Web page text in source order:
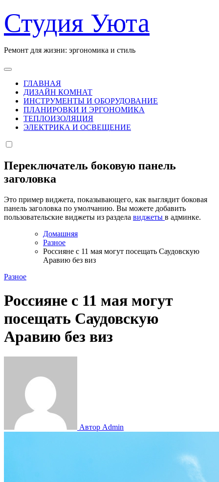
к
содержанию
Студия Уюта
Ремонт для жизни: эргономика и стиль
ГЛАВНАЯ
ДИЗАЙН КОМНАТ
ИНСТРУМЕНТЫ И ОБОРУДОВАНИЕ
ПЛАНИРОВКИ И ЭРГОНОМИКА
ТЕПЛОИЗОЛЯЦИЯ
ЭЛЕКТРИКА И ОСВЕЩЕНИЕ
Переключатель боковую панель
заголовка
Это пример виджета, показывающего, как выглядит боковая
панель заголовка по умолчанию. Вы можете добавить
пользовательские виджеты из раздела виджеты в админке.
Домашняя
Разное
Россияне с 11 мая могут посещать Саудовскую
Аравию без виз
Разное
Россияне с 11 мая могут
посещать Саудовскую
Аравию без виз
Автор Admin